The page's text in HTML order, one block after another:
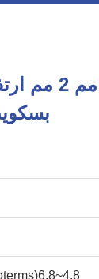
8 بوصة